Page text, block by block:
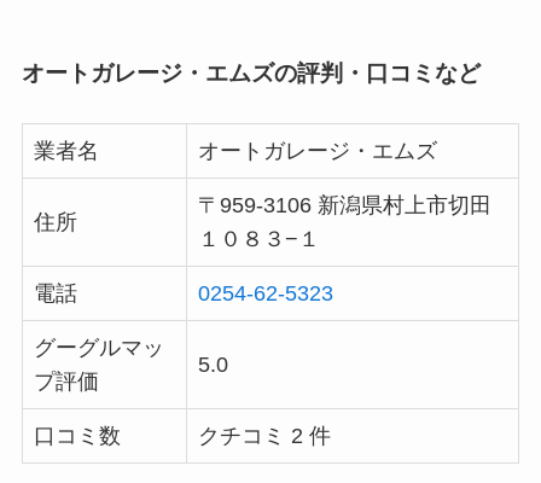
オートガレージ・エムズの評判・口コミなど
業者名 オートガレージ・エムズ
住所
〒959-3106 新潟県村上市切田
１０８３−１
電話 0254-62-5323
グーグルマッ
プ評価
5.0
口コミ数 クチコミ 2 件